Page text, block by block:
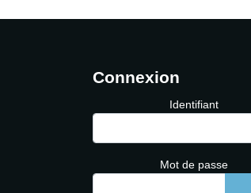
Connexion
Identifiant
Mot de passe